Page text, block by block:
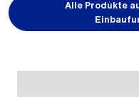
Alle Produkte